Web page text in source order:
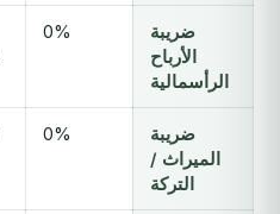
ضريبة
الأرباح
الرأسمالية
0%
ضريبة
الميراث /
التركة
0%